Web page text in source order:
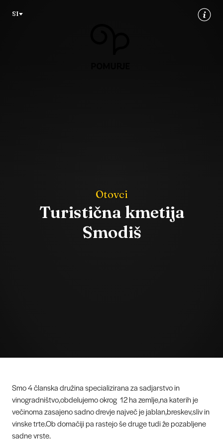
SI
Otovci
Turistična kmetija
Smodiš
Smo 4 članska družina specializirana za sadjarstvo in
vinogradništvo,obdelujemo okrog 12 ha zemlje,na katerih je
večinoma zasajeno sadno drevje največ je jablan,breskev,sliv in
vinske trte.Ob domačiji pa rastejo še druge tudi že pozabljene
sadne vrste.